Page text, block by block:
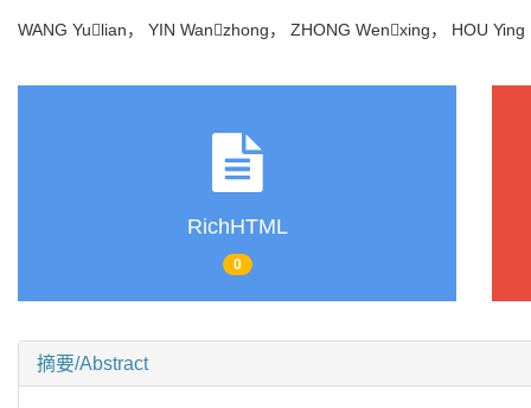
WANG Yulian， YIN Wanzhong， ZHONG Wenxing， HOU
RichHTML
0
摘要/Abstract